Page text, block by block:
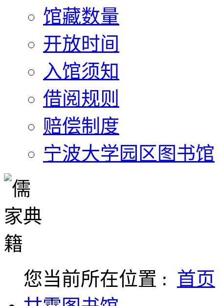
馆藏数量
开放时间
入馆须知
借阅规则
赔偿制度
宁波大学园区图书馆
您当前所在位置 : 首页